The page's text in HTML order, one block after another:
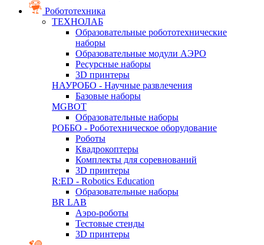
Робототехника
ТЕХНОЛАБ
Образовательные робототехнические
наборы
Образовательные модули АЭРО
Ресурсные наборы
3D принтеры
НАУРОБО - Научные развлечения
Базовые наборы
MGBOT
Образовательные наборы
РОББО - Роботехническое оборудование
Роботы
Квадрокоптеры
Комплекты для соревнований
3D принтеры
R:ED - Robotics Education
Образовательные наборы
BR LAB
Аэро-роботы
Тестовые стенды
3D принтеры